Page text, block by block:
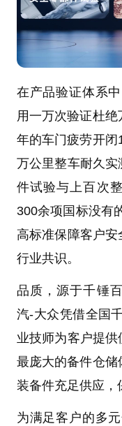
在产品验证体系
用一万次验证杜
年的车门疲劳开
万公里整车耐久
件试验与上百次
300余项国标没有
高标准保障客户
行业共识。
品质，源于千锤
汽-大众凭借全国
业技师为客户提
最庞大的备件仓储
装备件充足供应，
为满足客户的多